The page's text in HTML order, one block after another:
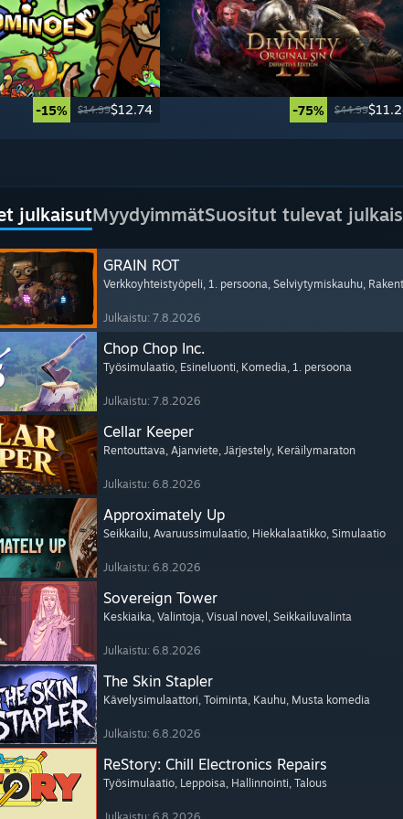
-15% $14.99$12.74 -75% $44.99
julkaisutMyydyimmätSuositut tulevat
GRAIN ROT
Verkkoyhteistyöpeli, 1. persoona, Selviytymiskauhu,
Julkaistu: 7.8.2026
Chop Chop Inc.
Työsimulaatio, Esineluonti, Komedia, 1. persoona
Julkaistu: 7.8.2026
Cellar Keeper
Rentouttava, Ajanviete, Järjestely, Keräilymaraton
Julkaistu: 6.8.2026
Approximately Up
Seikkailu, Avaruussimulaatio, Hiekkalaatikko, Simulaatio
Julkaistu: 6.8.2026
Sovereign Tower
Keskiaika, Valintoja, Visual novel , Seikkailuvalinta
Julkaistu: 6.8.2026
The Skin Stapler
Kävelysimulaattori, Toiminta, Kauhu, Musta komedia
Julkaistu: 6.8.2026
ReStory: Chill Electronics Repairs
Työsimulaatio, Leppoisa, Hallinnointi, Talous